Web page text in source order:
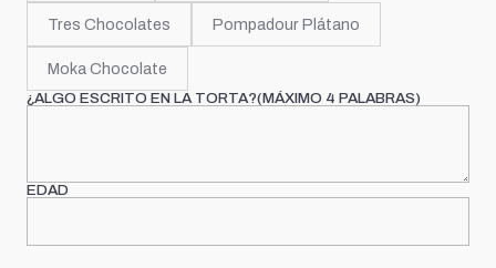
Tres Chocolates Pompadour Plátano
Moka Chocolate
¿ALGO ESCRITO EN LA TORTA?(MÁXIMO 4 PALABRAS)
EDAD